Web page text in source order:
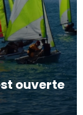
ouverte